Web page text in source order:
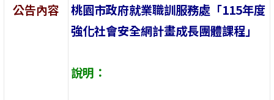
公告內容
桃園市政府就業職訓服務處「115年度
強化社會安全網計畫成長團體課程」
說明：